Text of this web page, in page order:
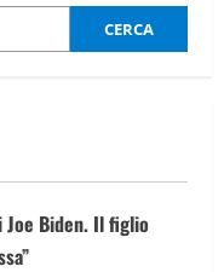
CERCA
Joe Biden. Il figlio